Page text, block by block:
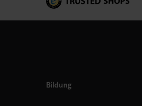
Bildung